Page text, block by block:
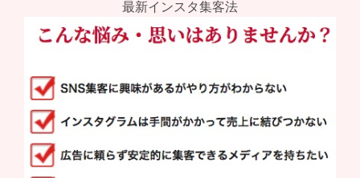
最新インスタ集客法